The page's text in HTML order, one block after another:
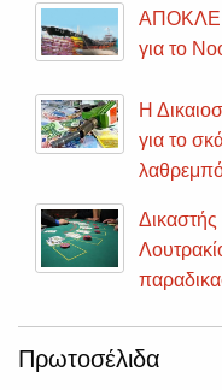
για το
Η
για το
Δικαστής
Πρωτοσέλιδα